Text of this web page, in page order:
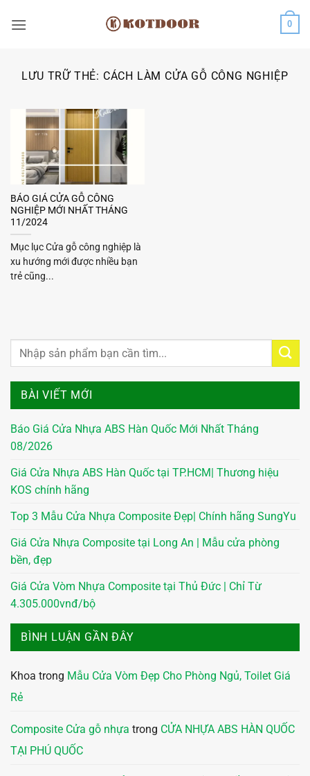
qua
0
LƯU TRỮ THẺ: CÁCH LÀM CỬA GỖ CÔNG NGHIỆP
BÀI VIẾT MỚI
Báo Giá Cửa Nhựa ABS Hàn Quốc Mới Nhất Tháng
08/2026
Giá Cửa Nhựa ABS Hàn Quốc tại TP.HCM| Thương hiệu
KOS chính hãng
Top 3 Mẫu Cửa Nhựa Composite Đẹp| Chính hãng SungYu
Giá Cửa Nhựa Composite tại Long An | Mẫu cửa phòng
bền, đẹp
Giá Cửa Vòm Nhựa Composite tại Thủ Đức | Chỉ Từ
4.305.000vnđ/bộ
BÌNH LUẬN GẦN ĐÂY
Khoa trong Mẫu Cửa Vòm Đẹp Cho Phòng Ngủ, Toilet Giá
Rẻ
Composite Cửa gỗ nhựa trong CỬA NHỰA ABS HÀN QUỐC
TẠI PHÚ QUỐC
BÁO GIÁ CỬA GỖ CÔNG
NGHIỆP MỚI NHẤT THÁNG
11/2024
Mục lục Cửa gỗ công nghiệp là
xu hướng mới được nhiều bạn
trẻ cũng...